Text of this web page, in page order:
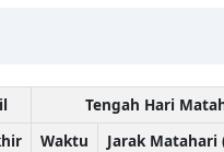
Tengah Hari
Waktu
Jarak Matahari